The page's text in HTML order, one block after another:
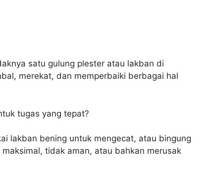
satu gulung plester atau lakban di
merekat, dan memperbaiki berbagai hal
tugas yang tepat?
lakban bening untuk mengecat, atau bingung
tidak aman, atau bahkan merusak